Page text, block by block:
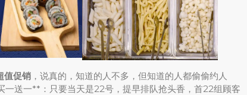
值促销 ，说真的，知道的人不多，但知道的人都偷偷约人
送一**：只要当天是22号，提早排队抢头香，首22组顾客